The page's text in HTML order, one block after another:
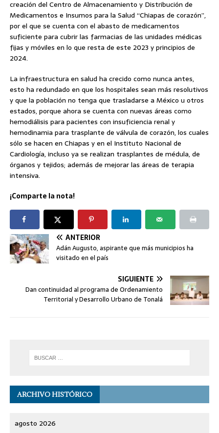
creación del Centro de Almacenamiento y Distribución de
Medicamentos e Insumos para la Salud “Chiapas de corazón”,
por el que se cuenta con el abasto de medicamentos
suficiente para cubrir las farmacias de las unidades médicas
fijas y móviles en lo que resta de este 2023 y principios de
2024.
La infraestructura en salud ha crecido como nunca antes,
esto ha redundado en que los hospitales sean más resolutivos
y que la población no tenga que trasladarse a México u otros
estados, porque ahora se cuenta con nuevas áreas como
hemodiálisis para pacientes con insuficiencia renal y
hemodinamia para trasplante de válvula de corazón, los cuales
sólo se hacen en Chiapas y en el Instituto Nacional de
Cardiología, incluso ya se realizan trasplantes de médula, de
órganos y tejidos; además de mejorar las áreas de terapia
intensiva.
¡Comparte la nota!
ANTERIOR
Adán Augusto, aspirante que más municipios ha
visitado en el país
SIGUIENTE
Dan continuidad al programa de Ordenamiento
Territorial y Desarrollo Urbano de Tonalá
ARCHIVO HISTÓRICO
agosto 2026